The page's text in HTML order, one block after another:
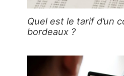
Quel est le tarif d’un
bordeaux ?